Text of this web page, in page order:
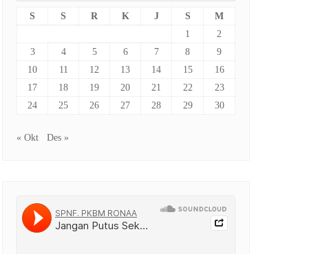
S S R K J S
M
1
2
3
4 5 6 7 8
9
10
11 12 13 14 15
16
17
18 19 20 21 22
23
24
25 26 27 28 29 30
« Okt Des »